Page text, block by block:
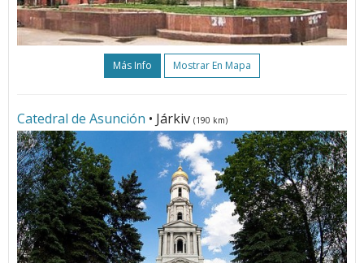
Más Info Mostrar En Mapa
Catedral de Asunción • Járkiv (190 km)